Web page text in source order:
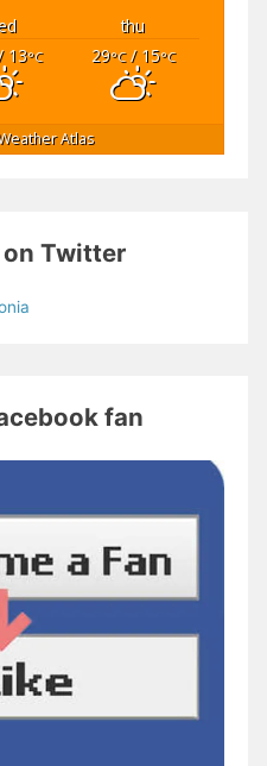
thu
13°C 29°C/ 15°C
Atlas
on Twitter
fan